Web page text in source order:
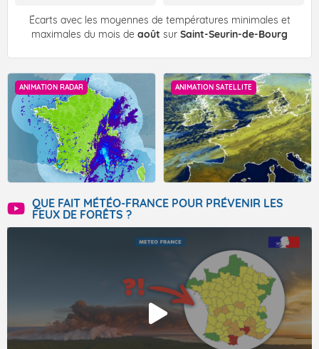
Écarts avec les moyennes de températures minimales et
maximales du mois de août sur Saint-Seurin-de-Bourg
ANIMATION RADAR ANIMATION SATELLITE
QUE FAIT MÉTÉO-FRANCE POUR PRÉVENIR LES
FEUX DE FORÊTS ?